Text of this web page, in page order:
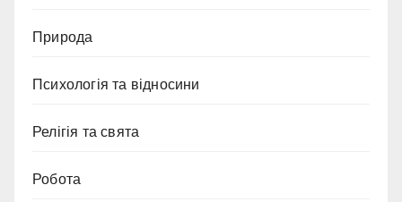
Природа
Психологія та відносини
Релігія та свята
Робота